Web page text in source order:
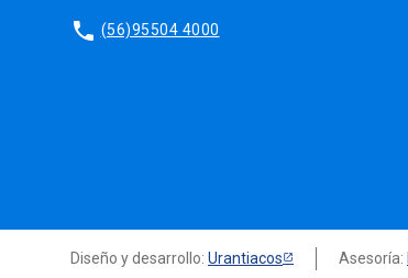
phone (56)95504 4000
Diseño y desarrollo: Urantiacos Asesoría: